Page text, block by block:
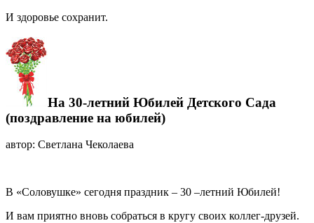
И здоровье сохранит.
На 30-летний Юбилей Детского Сада
(поздравление на юбилей)
автор: Светлана Чеколаева
В «Соловушке» сегодня праздник – 30 –летний Юбилей!
И вам приятно вновь собраться в кругу своих коллег-друзей.